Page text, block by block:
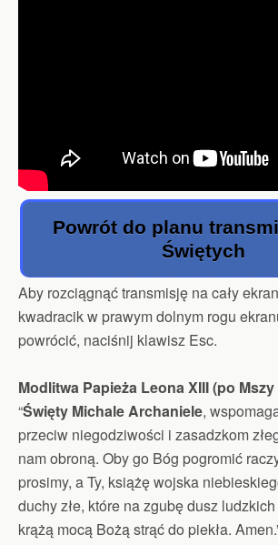
Powrót do planu
Świętych
Aby rozciągnąć transmisję na cały
kwadracik w prawym dolnym rogu
powrócić, naciśnij klawisz Esc.
Modlitwa Papieża Leona XIII (po
“Święty Michale Archaniele,
przeciw niegodziwości i zasadzkom
nam obroną. Oby go Bóg pogromić
prosimy, a Ty, książę wojska
duchy złe, które na zgubę dusz
krążą mocą Bożą strąć do piekła.